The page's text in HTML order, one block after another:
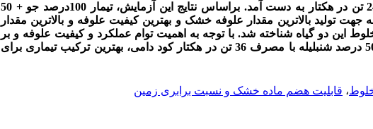
کربوهیدات کل از تیمار جو خالص با سطح کودی 24 تن در هکتار به دست آمد. براساس نتایج این آزمایش، تیمار 100درصد جو + 50
کود دامی 36 تن در هکتار، به جهت تولید بالاترین مقدار علوفه خشک و بهترین کیفیت علوفه و بالاترین مقدار
ترکیب مخلوط این دو گیاه شناخته شد. با توجه به اهمیت توام عملکرد و کیفیت علوفه و بر
اساس نتایج آزمایش حاضر، تیمار 100درصد جو + 50 درصد شنبلیله با مصرف 36 تن در هکتار کود دامی، بهترین ترکیب تیماری برای
، قابلیت هضم ماده خشک و نسبت برابری زمین